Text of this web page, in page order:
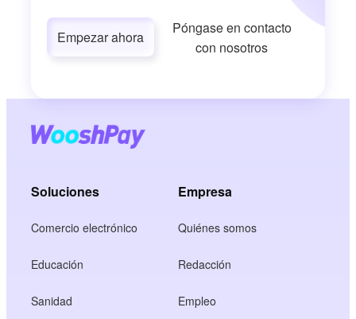
Empezar ahora
Póngase en contacto
con nosotros
Soluciones
Comercio electrónico
Educación
Sanidad
Empresa
Quiénes somos
Redacción
Empleo